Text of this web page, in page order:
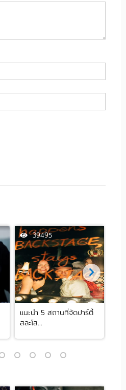
39495
แนะนำ 5 สถานที่จัดปาร์ตี้
สละโส...